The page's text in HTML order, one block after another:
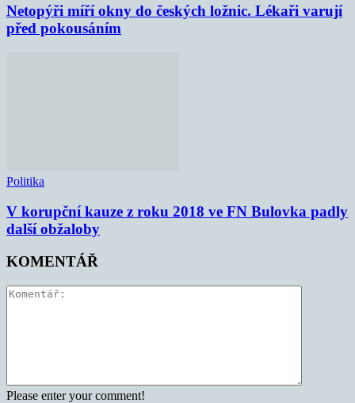
Netopýři míří okny do českých ložnic. Lékaři varují
před pokousáním
Politika
V korupční kauze z roku 2018 ve FN Bulovka padly
další obžaloby
KOMENTÁŘ
Please enter your comment!